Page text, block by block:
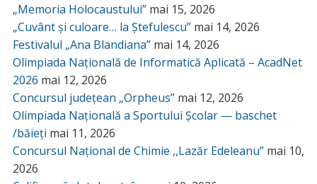
„Memoria Holocaustului” mai 15, 2026
„Cuvânt și culoare… la Ștefulescu” mai 14, 2026
Festivalul „Ana Blandiana” mai 14, 2026
Olimpiada Națională de Informatică Aplicată – AcadNet
2026 mai 12, 2026
Concursul județean „Orpheus” mai 12, 2026
Olimpiada Națională a Sportului Școlar — baschet
/băieți mai 11, 2026
Concursul Național de Chimie ,,Lazăr Edeleanu” mai 10,
2026